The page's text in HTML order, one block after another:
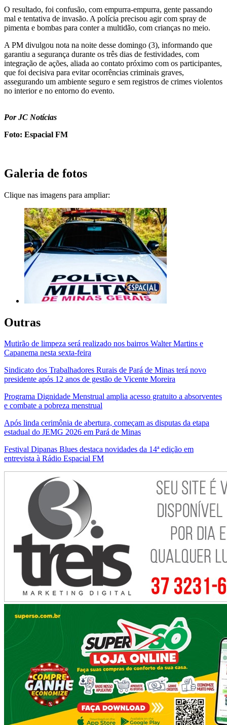
O resultado, foi confusão, com empurra-empurra, gente passando
mal e tentativa de invasão. A polícia precisou agir com spray de
pimenta e bombas para conter a multidão, com crianças no meio.
A PM divulgou nota na noite desse domingo (3), informando que
garantiu a segurança durante os três dias de festividades, com
integração de ações, aliada ao contato próximo com os participantes,
que foi decisiva para evitar ocorrências criminais graves,
assegurando um ambiente seguro e sem registros de crimes violentos
no interior e no entorno do evento.
Por JC Notícias
Foto: Espacial FM
Galeria de fotos
Clique nas imagens para ampliar:
Outras
Mutirão de limpeza será realizado nos bairros Walter Martins e
Capanema nesta sexta-feira
Sindicato dos Trabalhadores Rurais de Pará de Minas terá novo
presidente após 12 anos de gestão de Vicente Moreira
Programa Dignidade Menstrual amplia acesso gratuito a absorventes
e combate a pobreza menstrual
Após linda cerimônia de abertura, começam as disputas da etapa
estadual do JEMG 2026 em Pará de Minas
Festival Dipanas Blues destaca novidades da 14ª edição em
entrevista à Rádio Espacial FM